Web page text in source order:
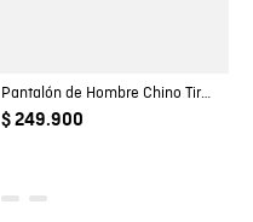
Pantalón de Hombre Chino Tiro Medio con Bolsillos Diagonales en Mezcla de Algodón
$ 249.900